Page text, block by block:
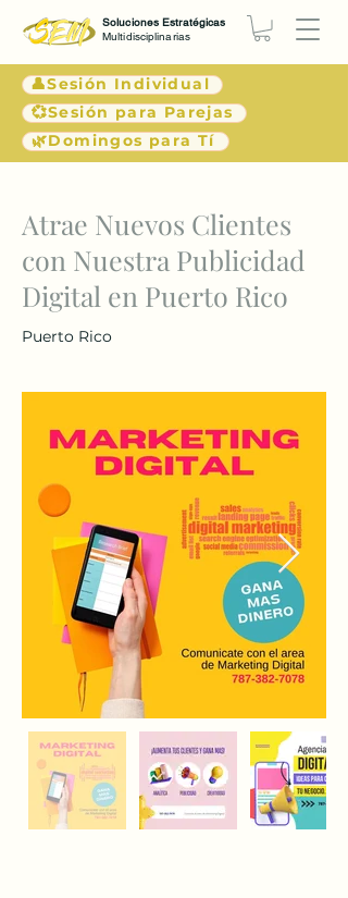
👤Sesión Individual
💞Sesión para Parejas
🌿Domingos para Tí
Soluciones Estratégicas
Multidisciplinarias
< Atrás
Atrae Nuevos Clientes
con Nuestra Publicidad
Digital en Puerto Rico
Puerto Rico